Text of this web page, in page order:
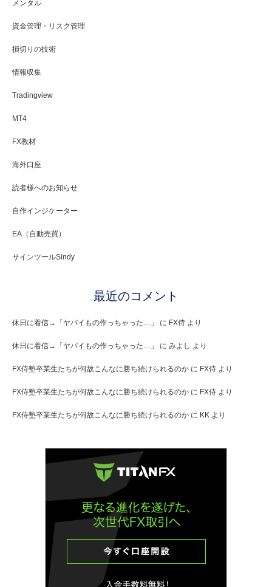
メンタル
資金管理・リスク管理
損切りの技術
情報収集
Tradingview
MT4
FX教材
海外口座
読者様へのお知らせ
自作インジケーター
EA（自動売買）
サインツールSindy
最近のコメント
休日に着信→「ヤバイもの作っちゃった…」 に FX侍 より
休日に着信→「ヤバイもの作っちゃった…」 に みよし より
FX侍塾卒業生たちが何故こんなに勝ち続けられるのか に FX侍 より
FX侍塾卒業生たちが何故こんなに勝ち続けられるのか に FX侍 より
FX侍塾卒業生たちが何故こんなに勝ち続けられるのか に KK より